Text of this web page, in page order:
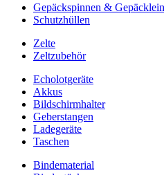
Gepäckspinnen &
Schutzhüllen
Zelte
Zeltzubehör
Echolotgeräte
Akkus
Bildschirmhalter
Geberstangen
Ladegeräte
Taschen
Bindematerial